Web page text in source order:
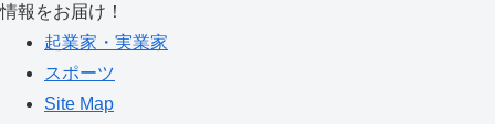
情報をお届け！
起業家・実業家
スポーツ
Site Map